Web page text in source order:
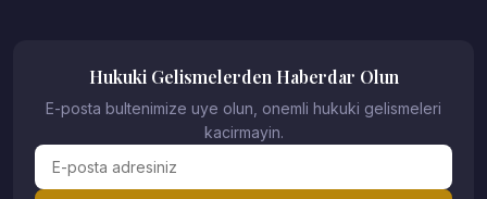
Hukuki Gelismelerden Haberdar Olun
E-posta bultenimize uye olun, onemli hukuki gelismeleri
kacirmayin.